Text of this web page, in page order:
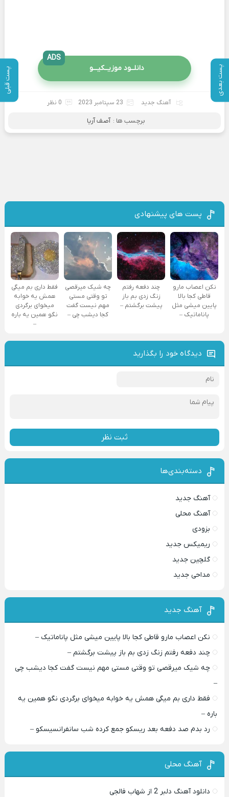
پست بعدی پست قبلی دانلــود موزیــکیـــو
ADS
آهنگ جدید 23 سپتامبر 2023 0 نظر
برچسب ها : آصف آریا
پست های پیشنهادی
نکن اعصاب مارو
قاطی کجا بالا
پایین میشی مثل
پاناماتیک –
چند دفعه رفتم
زنگ زدی بم باز
پیشت برگشتم –
چه شیک میرقصی
تو وقتی مستی
مهم نیست گفت
کجا دیشب چی –
فقط داری بم میگی
همش یه خوابه
میخوای برگردی
نگو همین یه باره
–
دیدگاه خود را بگذارید
ثبت نظر
دسته‌بندی‌ها
آهنگ جدید
آهنگ محلی
بزودی
ریمیکس جدید
گلچین جدید
مداحی جدید
آهنگ جدید
نکن اعصاب مارو قاطی کجا بالا پایین میشی مثل پاناماتیک –
چند دفعه رفتم زنگ زدی بم باز پیشت برگشتم –
چه شیک میرقصی تو وقتی مستی مهم نیست گفت کجا دیشب چی
–
فقط داری بم میگی همش یه خوابه میخوای برگردی نگو همین یه
باره –
رد بدم صد دفعه بعد ریسکو جمع کرده شب سانفرانسیسکو –
آهنگ محلی
دانلود آهنگ دلبر 2 از شهاب فالجی